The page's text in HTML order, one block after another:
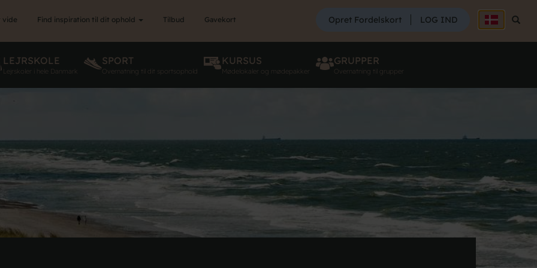
SØG
Søg
Opret Fordelskort LOG IND
vide Find inspiration til dit ophold Tilbud Gavekort
LEJRSKOLE
Lejrskoler i hele Danmark
SPORT
Overnatning til dit sportsophold
KURSUS
Mødelokaler og mødepakker
GRUPPER
Overnatning til grupper